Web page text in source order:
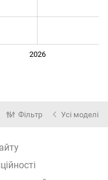
2026
Фільтр Усі моделі